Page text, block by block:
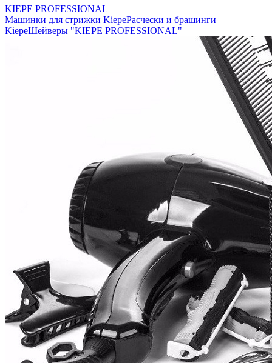
KIEPE PROFESSIONAL
Машинки для стрижки KiepeРасчески и брашинги
KiepeШейверы "KIEPE PROFESSIONAL"